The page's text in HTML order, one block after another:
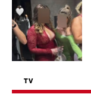
TV